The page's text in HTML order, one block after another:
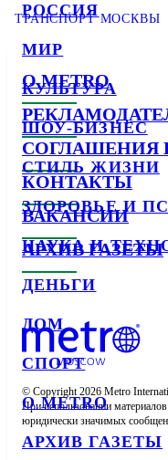
РОССИЯ
МИР
КУЛЬТУРА
ШОУ-БИЗНЕС
СТИЛЬ ЖИЗНИ
ЗДОРОВЬЕ И
НАУКА И
ДЕНЬГИ
ДОМ
СПОРТ
О METRO
АРХИВ ГАЗЕТЫ
ТРАНСПОРТ МОСКВЫ
О METRO
СОГЛАШЕНИЯ
КОНТАКТЫ
ВАКАНСИИ
АРХИВ ГАЗЕТЫ
© Copyright 2026 Metro
При использовании
юридически значимых